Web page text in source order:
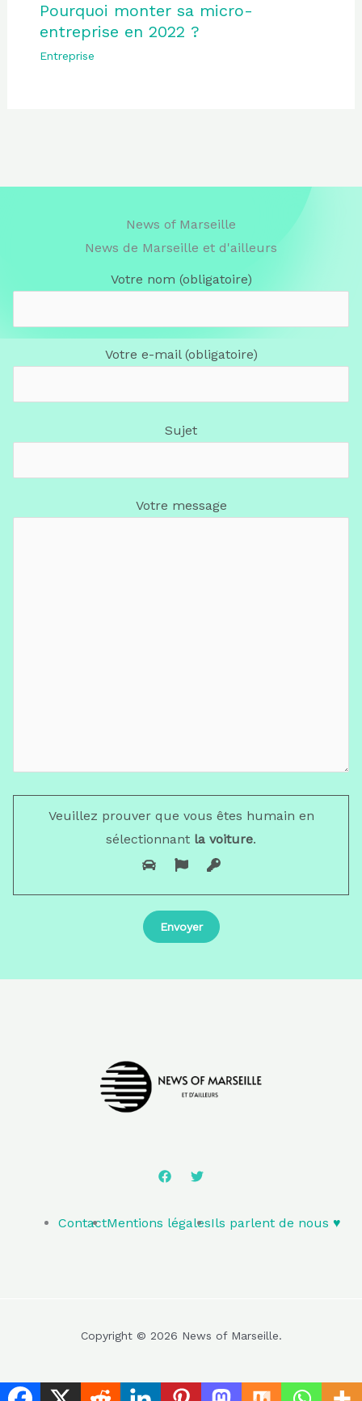
Pourquoi monter sa micro-
entreprise en 2022 ?
Entreprise
News of Marseille
News de Marseille et d'ailleurs
Votre nom (obligatoire)
Votre e-mail (obligatoire)
Sujet
Votre message
Veuillez prouver que vous êtes humain en
sélectionnant la voiture.
ContactMentions légalesIls parlent de nous ♥️
Copyright © 2026 News of Marseille.